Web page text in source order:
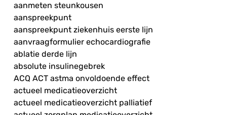
aanmeten steunkousen
aanspreekpunt
aanspreekpunt ziekenhuis eerste lijn
aanvraagformulier echocardiografie
ablatie derde lijn
absolute insulinegebrek
ACQ ACT astma onvoldoende effect
actueel medicatieoverzicht
actueel medicatieoverzicht palliatief